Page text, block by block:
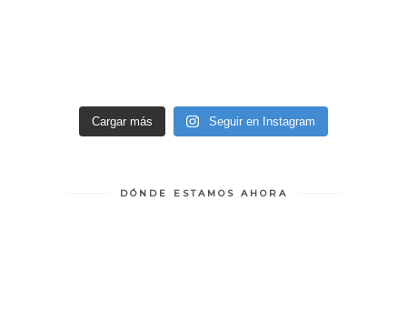
Cargar más Seguir en Instagram
DÓNDE ESTAMOS AHORA